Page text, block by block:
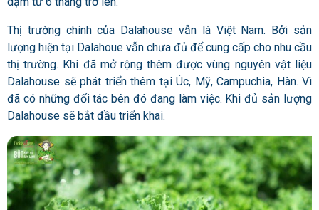
Thị trường chính của Dalahouse vẫn là Việt Nam. Bởi sản
lượng hiện tại Dalahoue vẫn chưa đủ để cung cấp cho nhu cầu
thị trường. Khi đã mở rộng thêm được vùng nguyên vật liệu
Dalahouse sẽ phát triển thêm tại Úc, Mỹ, Campuchia, Hàn. Vì
đã có những đối tác bên đó đang làm việc. Khi đủ sản lượng
Dalahouse sẽ bắt đầu triển khai.